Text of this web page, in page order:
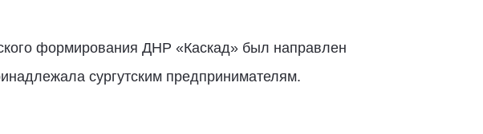
формирования ДНР «Каскад» был направлен
сургутским предпринимателям.